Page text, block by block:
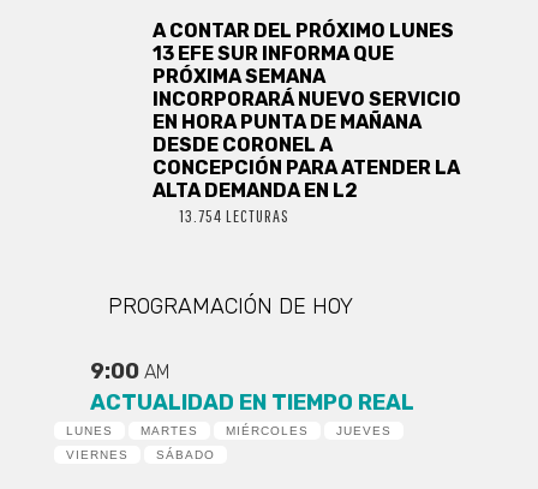
A CONTAR DEL PRÓXIMO LUNES
13 EFE SUR INFORMA QUE
PRÓXIMA SEMANA
INCORPORARÁ NUEVO SERVICIO
EN HORA PUNTA DE MAÑANA
DESDE CORONEL A
CONCEPCIÓN PARA ATENDER LA
ALTA DEMANDA EN L2
13.754 LECTURAS
PROGRAMACIÓN DE HOY
9:00 AM
ACTUALIDAD EN TIEMPO REAL
LUNES MARTES MIÉRCOLES
JUEVES
VIERNES
SÁBADO